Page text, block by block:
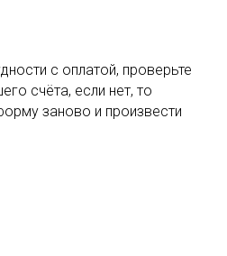
с оплатой, проверьте
счёта, если нет, то
заново и произвести